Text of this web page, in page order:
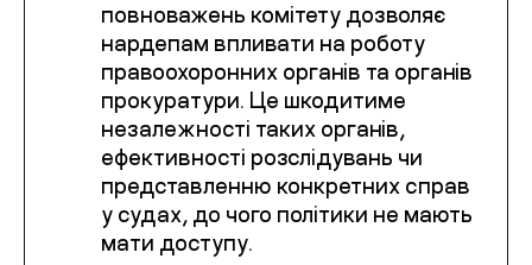
повноважень комітету дозволяє
нардепам впливати на роботу
правоохоронних органів та органів
прокуратури. Це шкодитиме
незалежності таких органів,
ефективності розслідувань чи
представленню конкретних справ
у судах, до чого політики не мають
мати доступу.